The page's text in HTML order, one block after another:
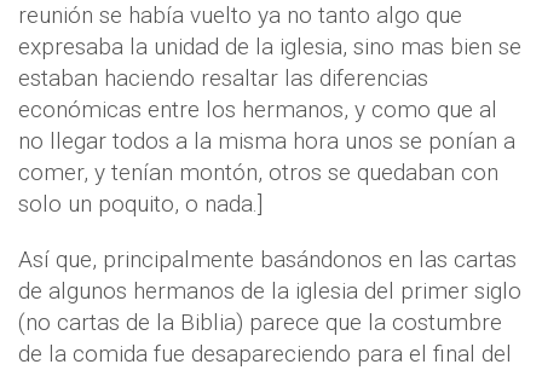
reunión se había vuelto ya no tanto algo que
expresaba la unidad de la iglesia, sino mas bien se
estaban haciendo resaltar las diferencias
económicas entre los hermanos, y como que al
no llegar todos a la misma hora unos se ponían a
comer, y tenían montón, otros se quedaban con
solo un poquito, o nada.]
Así que, principalmente basándonos en las cartas
de algunos hermanos de la iglesia del primer siglo
(no cartas de la Biblia) parece que la costumbre
de la comida fue desapareciendo para el final del